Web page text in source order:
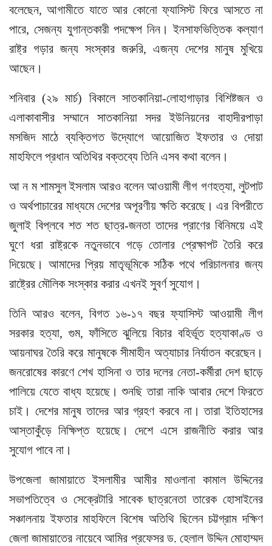
বলেছেন, আগামীতে যাতে আর কোনো ফ্যাসিস্ট ফিরে আসতে না
পারে, সেজন্য যুগান্তকারী পদক্ষেপ নিন। ইনসাফভিত্তিক কল্যাণ
রাষ্ট্র গড়ার জন্য সংস্কার জরুরি, এজন্য দেশের মানুষ মুখিয়ে
আছেন।
শনিবার (২৯ মার্চ) বিকালে সাতকানিয়া-লোহাগাড়ার বিশিষ্টজন ও
এলাকাবাসীর সম্মানে সাতকানিয়া সদর ইউনিয়নের বাহাদীরপাড়া
মসজিদ মাঠে ব্যক্তিগত উদ্যোগে আয়োজিত ইফতার ও দোয়া
মাহফিলে প্রধান অতিথির বক্তব্যে তিনি এসব কথা বলেন।
আ ন ম শামসুল ইসলাম আরও বলেন আওয়ামী লীগ গণহত্যা, লুটপাট
ও অর্থপাচারের মাধ্যমে দেশের অপূরণীয় ক্ষতি করেছে। এর বিপরীতে
জুলাই বিপ্লবে শত শত ছাত্র-জনতা তাদের প্রাণের বিনিময়ে এই
ঘুণে ধরা রাষ্ট্রকে নতুনভাবে গড়ে তোলার প্রেক্ষাপট তৈরি করে
দিয়েছে। আমাদের প্রিয় মাতৃভূমিকে সঠিক পথে পরিচালনার জন্য
রাষ্ট্রের মৌলিক সংস্কার করার এখনই সুবর্ণ সুযোগ।
তিনি আরও বলেন, বিগত ১৬-১৭ বছর ফ্যাসিস্ট আওয়ামী লীগ
সরকার হত্যা, গুম, ফাঁসিতে ঝুলিয়ে বিচার বহির্ভূত হত্যাকাণ্ড ও
আয়নাঘর তৈরি করে মানুষকে সীমাহীন অত্যাচার নির্যাতন করেছেন।
জনরোষের কারণে শেখ হাসিনা ও তার দলের নেতা-কর্মীরা দেশ ছাড়ে
পালিয়ে যেতে বাধ্য হয়েছে। শুনছি তারা নাকি আবার দেশে ফিরতে
চাই। দেশের মানুষ তাদের আর গ্রহণ করবে না। তারা ইতিহাসের
আস্তাকুঁড়ে নিক্ষিপ্ত হয়েছে। দেশে এসে রাজনীতি করার আর
সুযোগ পাবে না।
উপজেলা জামায়াতে ইসলামীর আমীর মাওলানা কামাল উদ্দিনের
সভাপতিত্বে ও সেক্রেটারি সাবেক ছাত্রনেতা তারেক হোসাইনের
সঞ্চালনায় ইফতার মাহফিলে বিশেষ অতিথি ছিলেন চট্টগ্রাম দক্ষিণ
জেলা জামায়াতের নায়েবে আমির প্রফেসর ড. হেলাল উদ্দিন মোহাম্মদ